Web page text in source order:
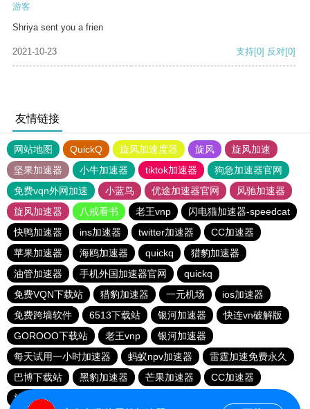
游客
Shriya sent you a frien
2021-10-23 支持[0] 反对[0]
友情链接
网站地图 QuickQ 旋风加速度器 旋风
旋风加速
坚果加速器
小牛加速器 tiktok加速器
狗急加速器官网
免费vqn外网加速
小蓝鸟 优途加速器官网
风驰加速器
旋风加速器
八戒看书 老王vnp
闪电猫加速器-speedcat
快鸭加速器
ins加速器 twitter加速器
CC加速器
苹果加速器
海鸥加速器 quickq
猎豹加速器
油管加速器
手机外国加速器官网
quickq
免费VQN下载站
猎豹加速器 一元机场
ios加速器
免费跨墙软件
6513下载站 银河加速器
快连vn破解版
GOROOO下载站
老王vnp
银河加速器
每天试用一小时加速器
蚂蚁npv加速器
雷霆加速免费永久
巴博下载站
黑豹加速器 芒果加速器
CC加速器
旋风pvn加速器